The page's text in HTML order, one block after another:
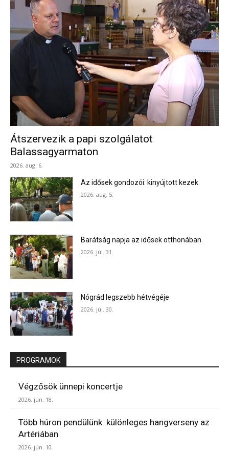
Átszervezik a papi szolgálatot
Balassagyarmaton
2026. aug. 6.
Az idősek gondozói: kinyújtott kezek
2026. aug. 5.
Barátság napja az idősek otthonában
2026. júl. 31.
Nógrád legszebb hétvégéje
2026. júl. 30.
PROGRAMOK
Végzősök ünnepi koncertje
2026. jún. 18.
Több húron pendülünk: különleges hangverseny az
Artériában
2026. jún. 10.